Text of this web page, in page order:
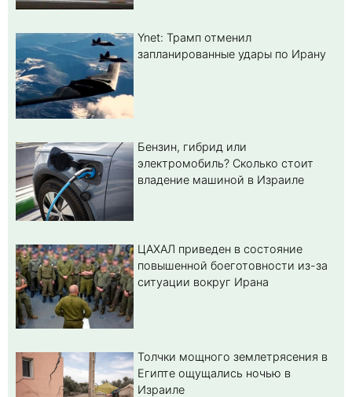
Ynet: Трамп отменил
запланированные удары по Ирану
Бензин, гибрид или
электромобиль? Cколько стоит
владение машиной в Израиле
ЦАХАЛ приведен в состояние
повышенной боеготовности из-за
ситуации вокруг Ирана
Толчки мощного землетрясения в
Египте ощущались ночью в
Израиле